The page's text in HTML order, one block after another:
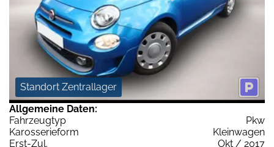
Standort Zentrallager
Allgemeine Daten:
Fahrzeugtyp
Pkw
Karosserieform
Kleinwagen
Erst-Zul.
Okt / 2017